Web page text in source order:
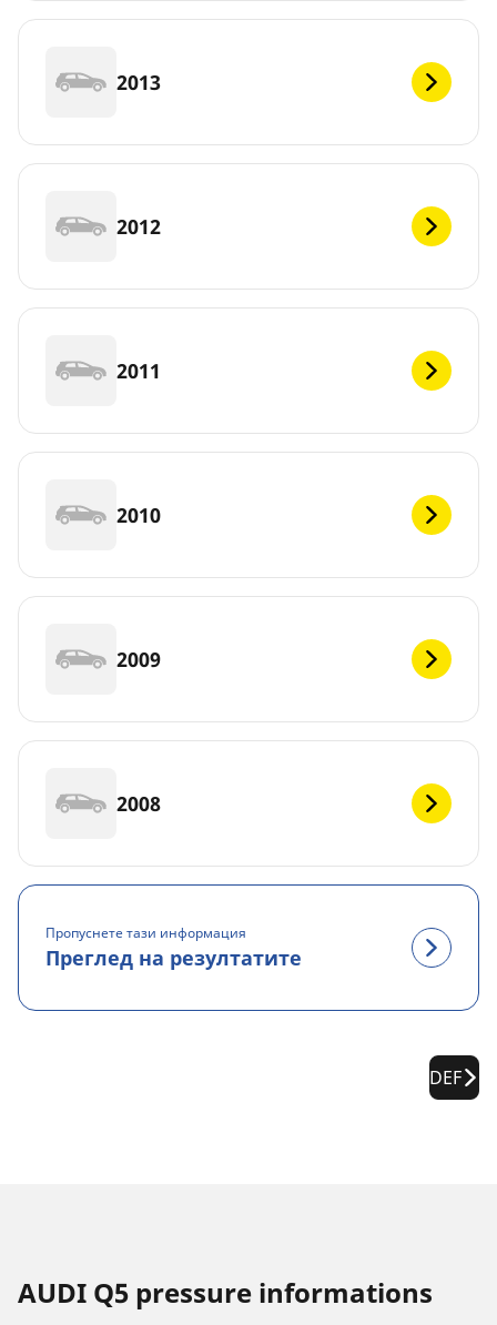
2013
2012
2011
2010
2009
2008
Пропуснете тази информация
Преглед на резултатите
DEF
AUDI Q5 pressure informations